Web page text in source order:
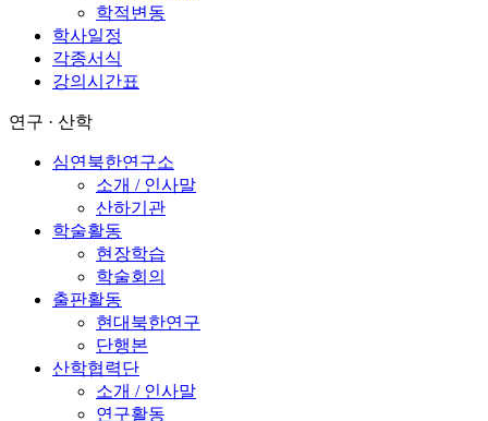
학적변동
학사일정
각종서식
강의시간표
연구 · 산학
심연북한연구소
소개 / 인사말
산하기관
학술활동
현장학습
학술회의
출판활동
현대북한연구
단행본
산학협력단
소개 / 인사말
연구활동